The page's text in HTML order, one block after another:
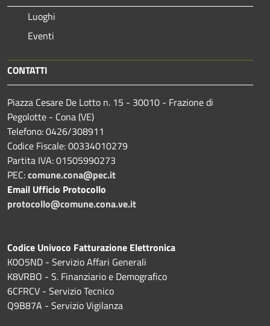
Luoghi
Eventi
CONTATTI
Piazza Cesare De Lotto n. 15 - 30010 - Frazione di
Pegolotte - Cona (VE)
Telefono: 0426/308911
Codice Fiscale: 00334010279
Partita IVA: 01505990273
PEC:comune.cona@pec.it
Email Ufficio Protocollo
protocollo@comune.cona.ve.it
Codice Univoco Fatturazione Elettronica
K0O5ND - Servizio Affari Generali
K8VRBO - S. Finanziario e Demografico
6CFRCV - Servizio Tecnico
Q9B87A - Servizio Vigilanza